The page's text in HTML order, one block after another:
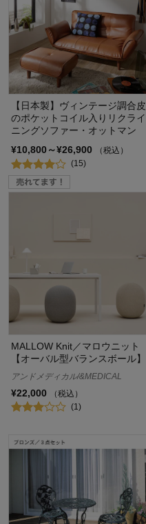
【日本製】ヴィンテージ調合皮
のポケットコイル入りリクライ
ニングソファー・オットマン
¥10,800～¥26,900
（税込）
(15)
MALLOW Knit／マロウニット
【オーバル型バランスボール】
アンドメディカル/&MEDICAL
¥22,000
（税込）
(1)